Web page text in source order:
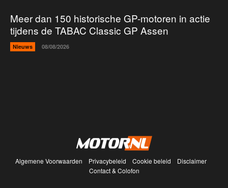
Meer dan 150 historische GP-motoren in actie
tijdens de TABAC Classic GP Assen
Nieuws 08/08/2026
Algemene Voorwaarden Privacybeleid Cookie beleid
Disclaimer
Contact & Colofon